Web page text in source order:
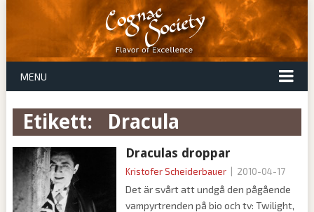
MENU
Etikett: dracula
Draculas droppar
Kristofer Scheiderbauer 2010-04-17
Det är svårt att undgå den pågående
vampyrtrenden på bio och tv: Twilight,